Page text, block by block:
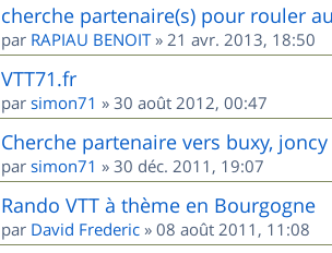
cherche partenaire(s) pour rouler
par RAPIAU BENOIT» 21 avr. 2013, 18:50
VTT71.fr
par simon71 » 30 août 2012, 00:47
Cherche partenaire vers buxy,
par simon71 » 30 déc. 2011, 19:07
Rando VTT à thème en Bourgogne
par David Frederic » 08 août 2011, 11:08